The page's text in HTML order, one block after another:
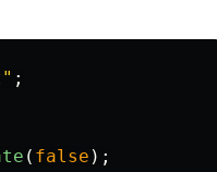
" ;
( false );